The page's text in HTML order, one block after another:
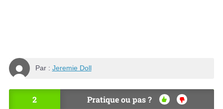
Par : Jeremie Doll
2 Pratique ou pas ?